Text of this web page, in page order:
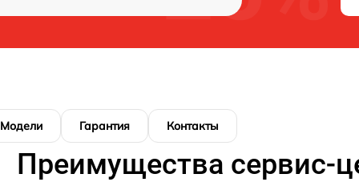
Модели Гарантия Контакты
Преимущества сервис-